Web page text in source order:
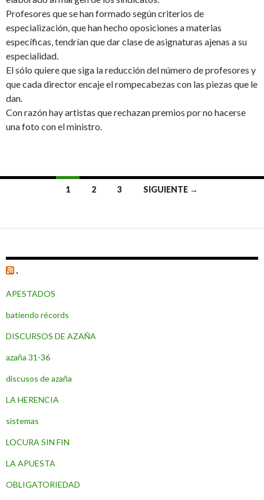
Profesores que se han formado según criterios de
especialización, que han hecho oposiciones a materias
específicas, tendrían que dar clase de asignaturas ajenas a su
especialidad.
El sólo quiere que siga la reducción del número de profesores y
que cada director encaje el rompecabezas con las piezas que le
dan.
Con razón hay artistas que rechazan premios por no hacerse
una foto con el ministro.
a
entradas
1 2 3 SIGUIENTE →
.
APESTADOS
batiendo récords
DISCURSOS DE AZAÑA
azaña 31-36
discusos de azaña
LA HERENCIA
sistemas
LOCURA SIN FIN
LA APUESTA
OBLIGATORIEDAD